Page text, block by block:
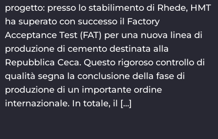
progetto: presso lo stabilimento di Rhede, HMT
ha superato con successo il Factory
Acceptance Test (FAT) per una nuova linea di
produzione di cemento destinata alla
Repubblica Ceca. Questo rigoroso controllo di
qualità segna la conclusione della fase di
produzione di un importante ordine
internazionale. In totale, il […]